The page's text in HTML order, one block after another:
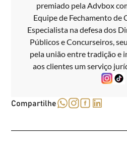
premiado pela Advbox
Equipe de Fechamento de
Especialista na defesa dos
Públicos e Concurseiros,
pela união entre tradição e
aos clientes um serviço
Compartilhe